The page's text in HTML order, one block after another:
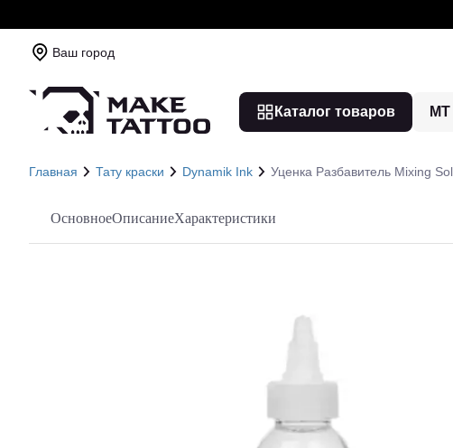
Ваш город
Каталог товаров МТ
Главная Тату краски Dynamik Ink Уценка Разбавитель Mixing
ОсновноеОписаниеХарактеристики